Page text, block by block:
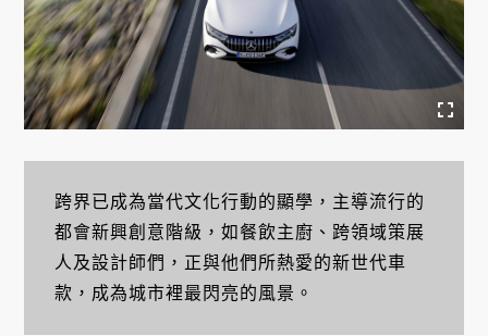
跨界已成為當代文化行動的顯學，主導流行的
都會新興創意階級，如餐飲主廚、跨領域策展
人及設計師們，正與他們所熱愛的新世代車
款，成為城市裡最閃亮的風景。